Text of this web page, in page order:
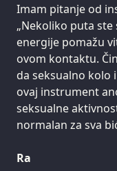
Imam pitanje od
„Nekoliko puta
energije pomažu
ovom kontaktu.
da seksualno kolo
ovaj instrument
seksualne
normalan za sva
Ra